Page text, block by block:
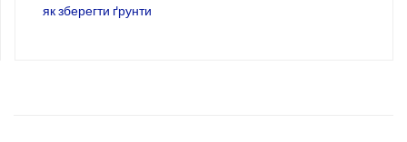
як зберегти ґрунти